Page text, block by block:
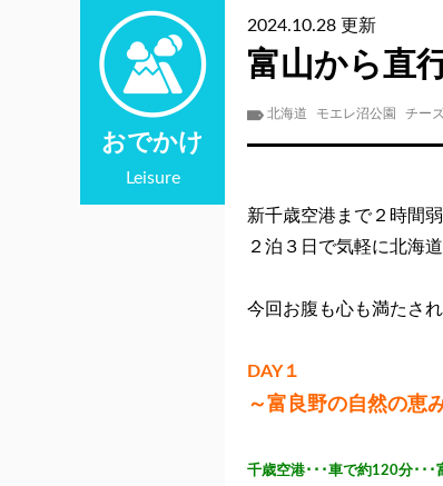
おでかけ
Leisure
2024.10.28 更新
富山から直
北海道 モエレ沼公園 チーズ
新千歳空港まで２時間
２泊３日で気軽に北海
今回お腹も心も満たさ
DAY１
～富良野の自然の恵
千歳空港･･･車で約120分･･･